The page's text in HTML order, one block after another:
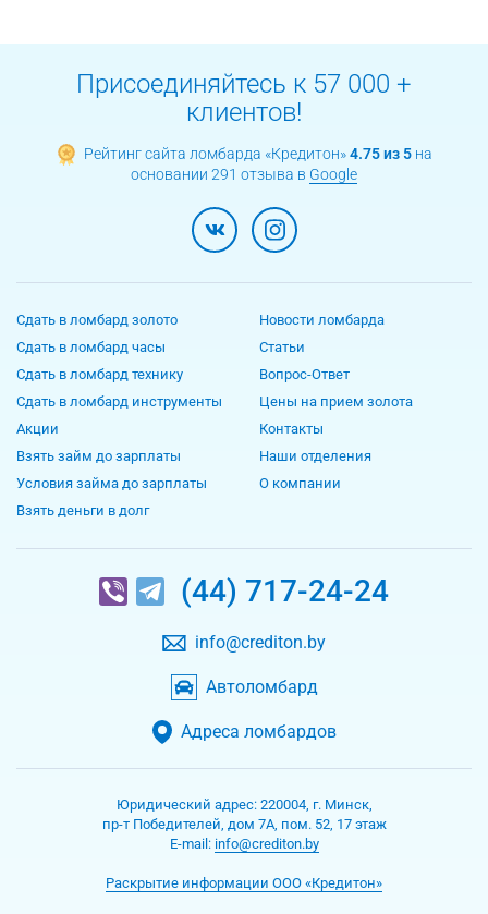
Присоединяйтесь к 57 000 +
клиентов!
Рейтинг сайта ломбарда «Кредитон»4.75 из 5 на
основании 291 отзыва в Google
Сдать в ломбард золото
Сдать в ломбард часы
Сдать в ломбард технику
Сдать в ломбард инструменты
Акции
Взять займ до зарплаты
Условия займа до зарплаты
Взять деньги в долг
Новости ломбарда
Статьи
Вопрос-Ответ
Цены на прием золота
Контакты
Наши отделения
О компании
(44) 717-24-24
info@crediton.by
Автоломбард
Адреса ломбардов
Юридический адрес: 220004, г. Минск,
пр-т Победителей, дом 7А, пом. 52, 17 этаж
Е-mаil: info@crediton.by
Раскрытие информации ООО «Кредитон»